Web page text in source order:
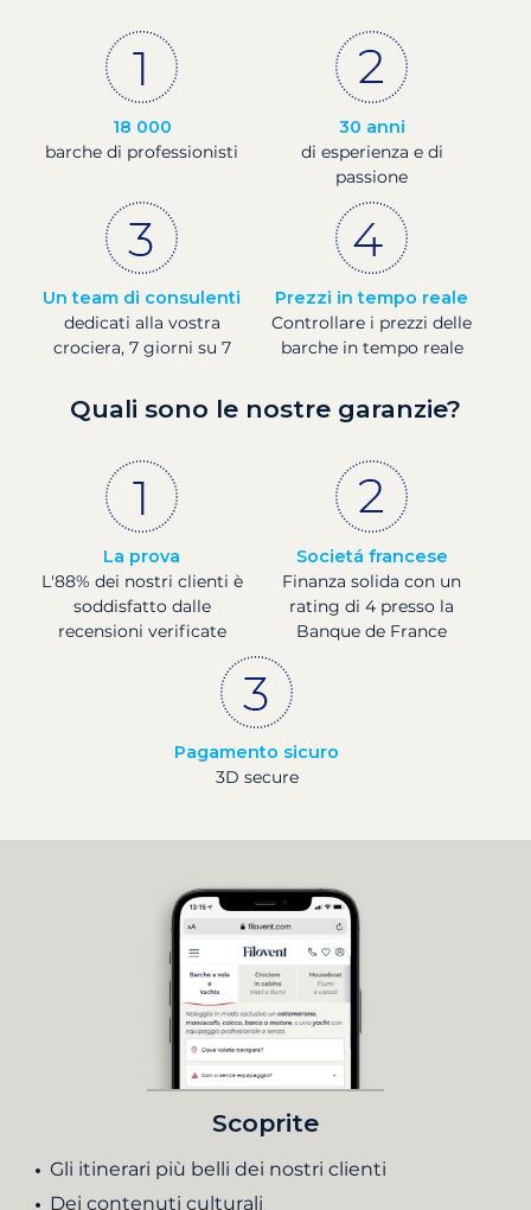
18 000
barche di professionisti
30 anni
di esperienza e di
passione
Un team di consulenti
dedicati alla vostra
crociera, 7 giorni su 7
Prezzi in tempo reale
Controllare i prezzi delle
barche in tempo reale
Quali sono le nostre garanzie?
La prova
L'88% dei nostri clienti è
soddisfatto dalle
recensioni verificate
Societá francese
Finanza solida con un
rating di 4 presso la
Banque de France
Pagamento sicuro
3D secure
Scoprite
Gli itinerari più belli dei nostri clienti
Dei contenuti culturali